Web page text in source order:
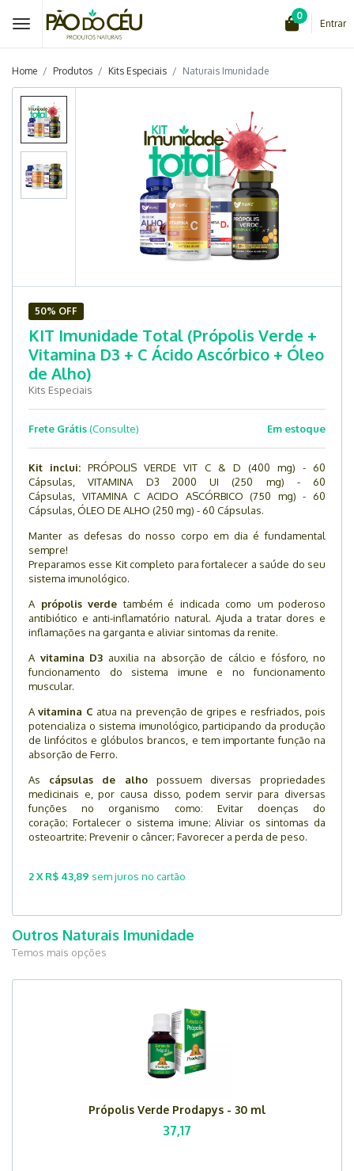
0
Entrar
Home Produtos Kits Especiais Naturais Imunidade
50% OFF
KIT Imunidade Total (Própolis Verde +
Vitamina D3 + C Ácido Ascórbico + Óleo
de Alho)
Kits Especiais
Em estoque
Frete Grátis(Consulte)
Kit inclui: PRÓPOLIS VERDE VIT C & D (400 mg) - 60
Cápsulas, VITAMINA D3 2000 UI (250 mg) - 60
Cápsulas, VITAMINA C ACIDO ASCÓRBICO (750 mg) - 60
Cápsulas, ÓLEO DE ALHO (250 mg) - 60 Cápsulas.
Manter as defesas do nosso corpo em dia é fundamental
sempre!
Preparamos esse Kit completo para fortalecer a saúde do seu
sistema imunológico.
A própolis verdetambém é indicada como um poderoso
antibiótico e anti-inflamatório natural. Ajuda a tratar dores e
inflamações na garganta e aliviar sintomas da renite.
A vitamina D3 auxilia na absorção de cálcio e fósforo, no
funcionamento do sistema imune e no funcionamento
muscular.
Avitamina C atua na prevenção de gripes e resfriados, pois
potencializa o sistema imunológico, participando da produção
de linfócitos e glóbulos brancos, e tem importante função na
absorção de Ferro.
As cápsulas de alhopossuem diversas propriedades
medicinais e, por causa disso, podem servir para diversas
funções no organismo como: Evitar doenças do
coração; Fortalecer o sistema imune; Aliviar os sintomas da
osteoartrite; Prevenir o câncer; Favorecer a perda de peso.
2 X R$ 43,89 sem juros no cartão
Outros Naturais Imunidade
Temos mais opções
Própolis Verde Prodapys - 30 ml
37,17